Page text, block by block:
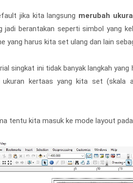
jika kita langsung merubah
jadi berantakan seperti simbol yang
yang harus kita set ulang dan lain
singkat ini tidak banyak langkah
ukuran kertaas yang kita set (skala
tentu kita masuk ke mode layout